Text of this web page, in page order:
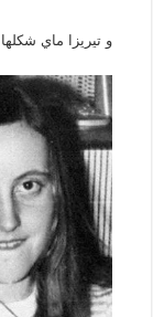
و تيريزا ماي